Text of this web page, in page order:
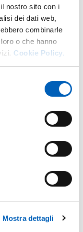
nostro sito con i
dei dati web,
combinarle
o che hanno
Cookie Policy.
Mostra dettagli